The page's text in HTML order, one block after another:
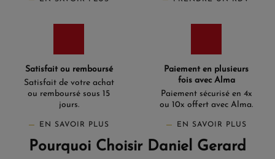
Satisfait ou remboursé
Satisfait de votre achat
ou remboursé sous 15
jours.
EN SAVOIR PLUS
Paiement en plusieurs
fois avec Alma
Paiement sécurisé en 4x
ou 10x offert avec Alma.
EN SAVOIR PLUS
Pourquoi Choisir Daniel Gerard